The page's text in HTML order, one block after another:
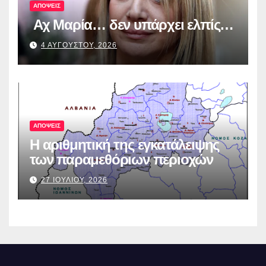
ΑΠΟΨΕΙΣ
Αχ Μαρία… δεν υπάρχει ελπίς…
4 ΑΥΓΟΥΣΤΟΥ, 2026
ΑΠΟΨΕΙΣ
Η αριθμητική της εγκατάλειψης
των παραμεθόριων περιοχών
27 ΙΟΥΛΙΟΥ, 2026